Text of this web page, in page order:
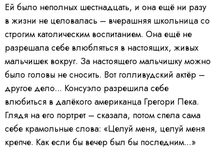
Ей было неполных шестнадцать, и она ещё ни разу
в жизни не целовалась – вчерашняя школьница со
строгим католическим воспитанием. Она ещё не
разрешала себе влюбляться в настоящих, живых
мальчишек вокруг. За настоящего мальчишку можно
было головы не сносить. Вот голливудский актёр –
другое дело... Консуэло разрешила себе
влюбиться в далёкого американца Грегори Пека.
Глядя на его портрет – сказала, потом спела сама
себе крамольные слова: «Целуй меня, целуй меня
крепче. Как если бы вечер был бы последним...»